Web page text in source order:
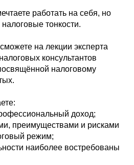
работать на себя, но
тонкости.
на лекции эксперта
консультантов
налоговому
доход;
преимуществами и рисками
режим;
наиболее востребованы